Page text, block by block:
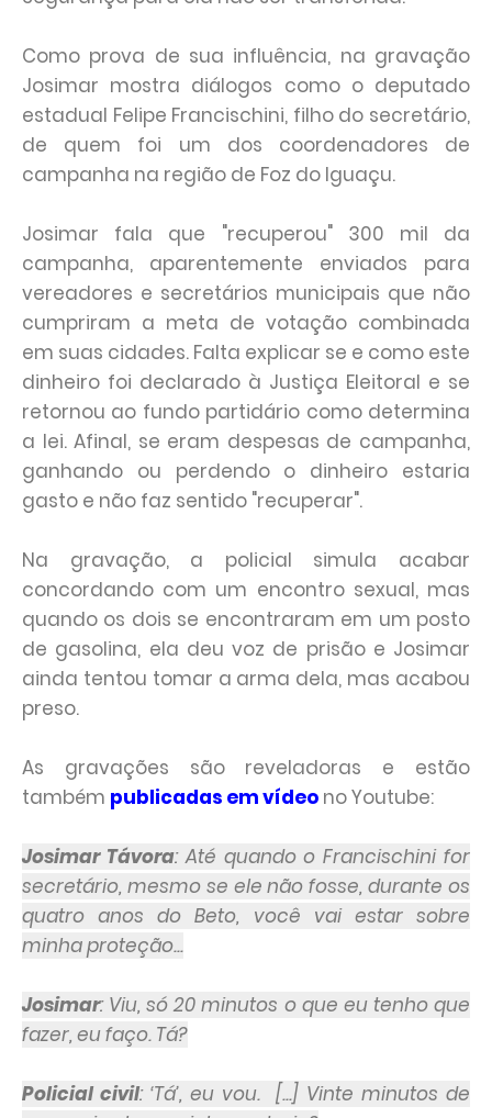
Como prova de sua influência, na gravação
Josimar mostra diálogos como o deputado
estadual Felipe Francischini, filho do secretário,
de quem foi um dos coordenadores de
campanha na região de Foz do Iguaçu.
Josimar fala que "recuperou" 300 mil da
campanha, aparentemente enviados para
vereadores e secretários municipais que não
cumpriram a meta de votação combinada
em suas cidades. Falta explicar se e como este
dinheiro foi declarado à Justiça Eleitoral e se
retornou ao fundo partidário como determina
a lei. Afinal, se eram despesas de campanha,
ganhando ou perdendo o dinheiro estaria
gasto e não faz sentido "recuperar".
Na gravação, a policial simula acabar
concordando com um encontro sexual, mas
quando os dois se encontraram em um posto
de gasolina, ela deu voz de prisão e Josimar
ainda tentou tomar a arma dela, mas acabou
preso.
As gravações são reveladoras e estão
também publicadas em vídeo no Youtube:
Josimar Távora: Até quando o Francischini for
secretário, mesmo se ele não fosse, durante os
quatro anos do Beto, você vai estar sobre
minha proteção...
Josimar: Viu, só 20 minutos o que eu tenho que
fazer, eu faço. Tá?
Policial civil: ‘Tá’, eu vou. [...] Vinte minutos de